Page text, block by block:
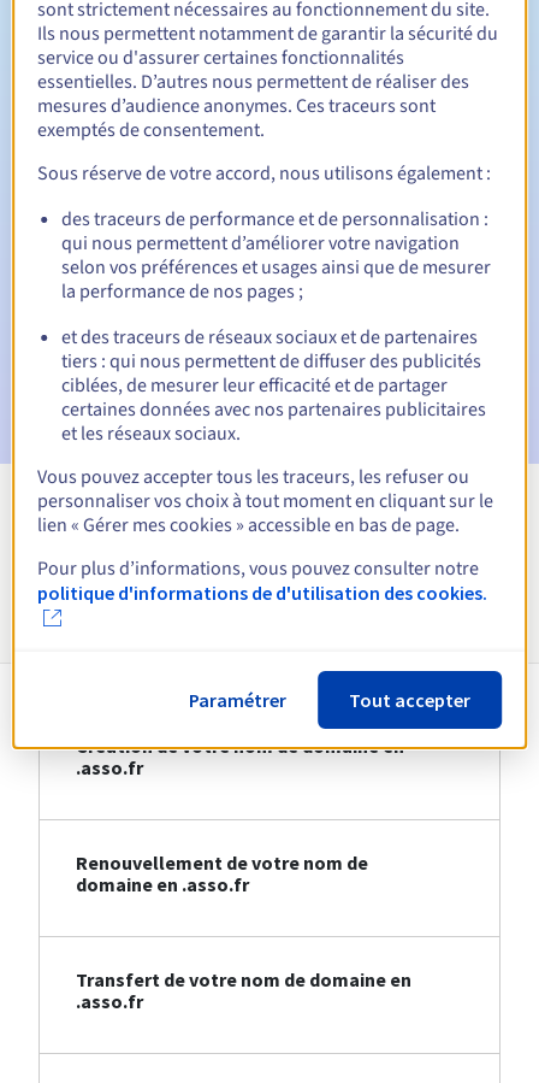
Période de rédemption 30 jours
Notifications automatiques :
Emails d'avertissement :60, 30, 15, 7 et 3 jours avant la
date d'échéance
E-mail le jour de l'expirationpour notification de la
E-mail après la Redemption Grace Periodpour
notification de la suppression du nom de domaine
Voir toutes les extensions
Informations sur le .asso.fr
Création de votre nom de domaine en
.asso.fr
Renouvellement de votre nom de
domaine en .asso.fr
Transfert de votre nom de domaine en
.asso.fr
sont strictement nécessaires au fonctionnement du site.
Ils nous permettent notamment de garantir la sécurité du
service ou d'assurer certaines fonctionnalités
essentielles. D’autres nous permettent de réaliser des
mesures d’audience anonymes. Ces traceurs sont
exemptés de consentement.
Sous réserve de votre accord, nous utilisons également :
des traceurs de performance et de personnalisation :
qui nous permettent d’améliorer votre navigation
selon vos préférences et usages ainsi que de mesurer
la performance de nos pages ;
et des traceurs de réseaux sociaux et de partenaires
tiers : qui nous permettent de diffuser des publicités
ciblées, de mesurer leur efficacité et de partager
certaines données avec nos partenaires publicitaires
et les réseaux sociaux.
Vous pouvez accepter tous les traceurs, les refuser ou
personnaliser vos choix à tout moment en cliquant sur le
lien « Gérer mes cookies » accessible en bas de page.
Pour plus d’informations, vous pouvez consulter notre
politique d'informations de d'utilisation des cookies.
Paramétrer Tout accepter